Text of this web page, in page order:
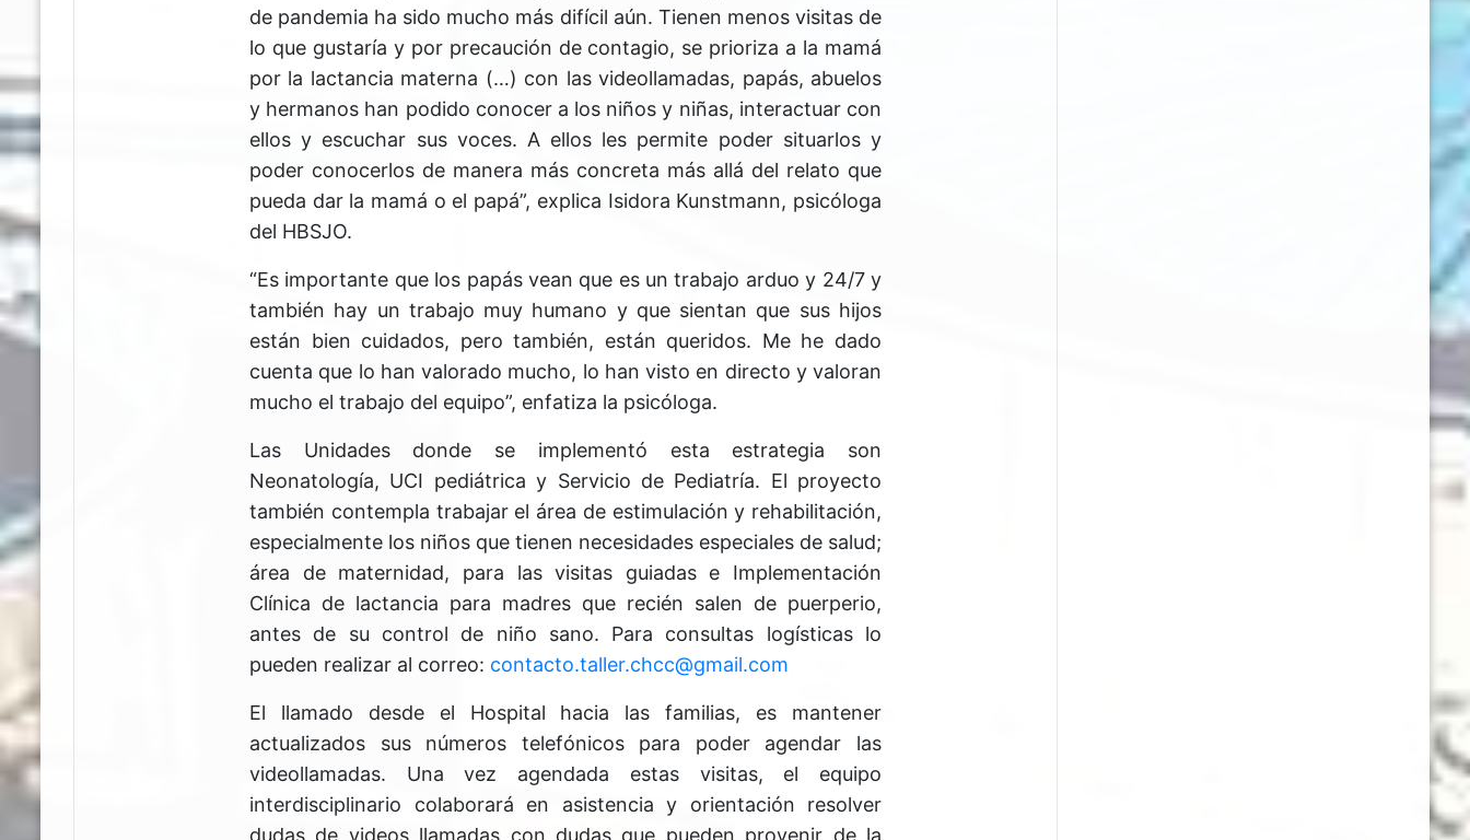
de pandemia ha sido mucho más difícil aún. Tienen menos visitas de
lo que gustaría y por precaución de contagio, se prioriza a la mamá
por la lactancia materna (…) con las videollamadas, papás, abuelos
y hermanos han podido conocer a los niños y niñas, interactuar con
ellos y escuchar sus voces. A ellos les permite poder situarlos y
poder conocerlos de manera más concreta más allá del relato que
pueda dar la mamá o el papá”, explica Isidora Kunstmann, psicóloga
del HBSJO.
“Es importante que los papás vean que es un trabajo arduo y 24/7 y
también hay un trabajo muy humano y que sientan que sus hijos
están bien cuidados, pero también, están queridos. Me he dado
cuenta que lo han valorado mucho, lo han visto en directo y valoran
mucho el trabajo del equipo”, enfatiza la psicóloga.
Las Unidades donde se implementó esta estrategia son
Neonatología, UCI pediátrica y Servicio de Pediatría. El proyecto
también contempla trabajar el área de estimulación y rehabilitación,
especialmente los niños que tienen necesidades especiales de salud;
área de maternidad, para las visitas guiadas e Implementación
Clínica de lactancia para madres que recién salen de puerperio,
antes de su control de niño sano. Para consultas logísticas lo
pueden realizar al correo: contacto.taller.chcc@gmail.com
El llamado desde el Hospital hacia las familias, es mantener
actualizados sus números telefónicos para poder agendar las
videollamadas. Una vez agendada estas visitas, el equipo
interdisciplinario colaborará en asistencia y orientación resolver